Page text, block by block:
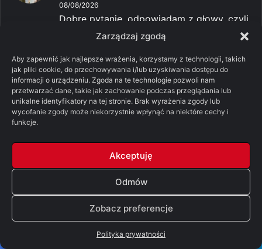
Zarządzaj zgodą
Aby zapewnić jak najlepsze wrażenia, korzystamy z technologii, takich
jak pliki cookie, do przechowywania i/lub uzyskiwania dostępu do
informacji o urządzeniu. Zgoda na te technologie pozwoli nam
przetwarzać dane, takie jak zachowanie podczas przeglądania lub
unikalne identyfikatory na tej stronie. Brak wyrażenia zgody lub
wycofanie zgody może niekorzystnie wpłynąć na niektóre cechy i
funkcje.
Akceptuję
Odmów
Zobacz preferencje
Polityka prywatności
08/08/2026
Dobre pytanie, odpowiadam z głowy, czyli
z niczego, jak coś...
Tessarion -Pomylone Analizy: Ród smoka,
sezon 3, odcinek 7 – „Smok w zimie”
[SPOILERY]
08/08/2026
Co do serialu to dobrze, że chociaż
kr4wi3c -Gierkołaz #19 – lipiec 2026
Tak pozostając jeszcze w temacie XCOM
to był jeszcze Phenix...
kr4wi3c -Infection Free Zone – rzut okiem
na wczesny dostęp
07/08/2026